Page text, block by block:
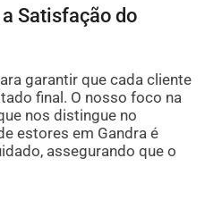
Satisfação do
garantir que cada cliente
final. O nosso foco na
nos distingue no
estores em Gandra é
assegurando que o